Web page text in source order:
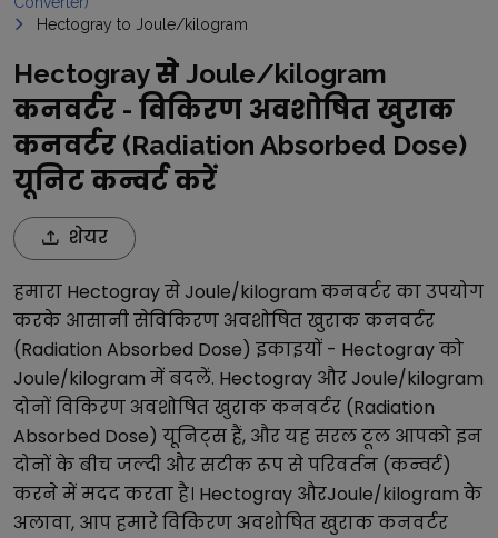
Hectogray to Joule/kilogram
Hectogray से Joule/kilogram
कनवर्टर - विकिरण अवशोषित खुराक
कनवर्टर (Radiation Absorbed Dose)
यूनिट कन्वर्ट करें
शेयर
हमारा HectograyसेJoule/kilogram कनवर्टर का उपयोग
करके आसानी सेविकिरण अवशोषित खुराक कनवर्टर
(Radiation Absorbed Dose) इकाइयों - Hectograyको
Joule/kilogram में बदलें. Hectogray औरJoule/kilogram
दोनोंविकिरण अवशोषित खुराक कनवर्टर (Radiation
Absorbed Dose) यूनिट्स हैं, और यह सरल टूल आपको इन
दोनों के बीच जल्दी और सटीक रूप से परिवर्तन (कन्वर्ट)
करने में मदद करता है। Hectogray औरJoule/kilogram के
अलावा, आप हमारेविकिरण अवशोषित खुराक कनवर्टर